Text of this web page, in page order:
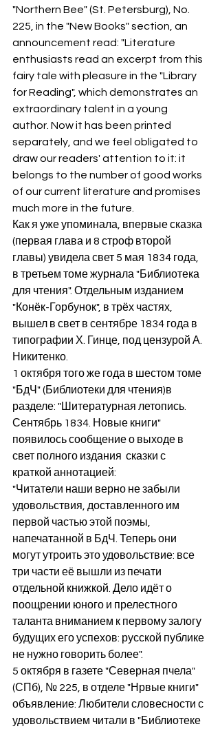
"Northern Bee" (St. Petersburg), No.
225, in the "New Books" section, an
announcement read: "Literature
enthusiasts read an excerpt from this
fairy tale with pleasure in the "Library
for Reading", which demonstrates an
extraordinary talent in a young
author. Now it has been printed
separately, and we feel obligated to
draw our readers' attention to it: it
belongs to the number of good works
of our current literature and promises
much more in the future.
Как я уже упоминала, впервые сказка
(первая глава и 8 строф второй
главы) увидела свет 5 мая 1834 года,
в третьем томе журнала "Библиотека
для чтения". Отдельным изданием
"Конёк-Горбунок", в трёх частях,
вышел в свет в сентябре 1834 года в
типографии Х. Гинце, под цензурой А.
Никитенко.
1 октября того же года в шестом томе
"БдЧ" (Библиотеки для чтения)в
разделе: "Шитературная летопись.
Сентябрь 1834. Новые книги"
появилось сообщение о выходе в
свет полного издания  сказки с
краткой аннотацией:
"Читатели наши верно не забыли
удовольствия, доставленного им
первой частью этой поэмы,
напечатанной в БдЧ. Теперь они
могут утроить это удовольствие: все
три части её вышли из печати
отдельной книжкой. Дело идёт о
поощрении юного и прелестного
таланта вниманием к первому залогу
будущих его успехов: русской публике
не нужно говорить более".
5 октября в газете "Северная пчела"
(СПб), № 225, в отделе "Нрвые книги"
объявление: Любители словесности с
удовольствием читали в "Библиотеке